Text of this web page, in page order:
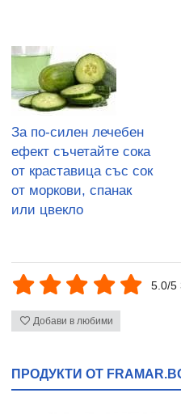
За по-силен лечебен
ефект съчетайте сока
от краставица със сок
от моркови, спанак
или цвекло
5.0/5
Добави в любими
ПРОДУКТИ ОТ